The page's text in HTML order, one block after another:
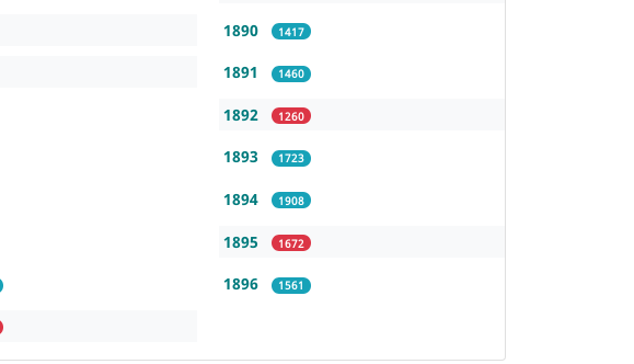
1890 1417
1891 1460
1892 1260
1893 1723
1894 1908
1895 1672
1896 1561